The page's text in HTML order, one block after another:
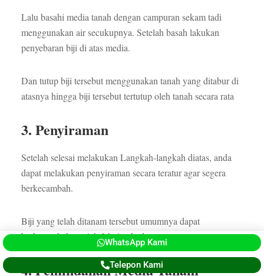
Lalu basahi media tanah dengan campuran sekam tadi
menggunakan air secukupnya. Setelah basah lakukan
penyebaran biji di atas media.
Dan tutup biji tersebut menggunakan tanah yang ditabur di
atasnya hingga biji tersebut tertutup oleh tanah secara rata
3. Penyiraman
Setelah selesai melakukan Langkah-langkah diatas, anda
dapat melakukan penyiraman secara teratur agar segera
berkecambah.
Biji yang telah ditanam tersebut umumnya dapat
berkecambah setelah 2 bulan kedepan.
4. Pemindahan Media Tanam
WhatsApp Kami
Telepon Kami